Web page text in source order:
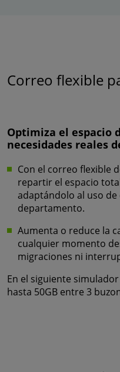
Correo flexible
Optimiza el espacio
necesidades reales
Con el correo flexible
repartir el espacio
adaptándolo al uso de
departamento.
Aumenta o reduce la
cualquier momento
migraciones ni
En el siguiente
hasta 50GB entre 3